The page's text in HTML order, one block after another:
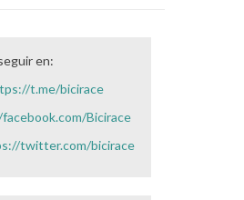
en:
t.me/bicirace
Bicirace
twitter.com/bicirace